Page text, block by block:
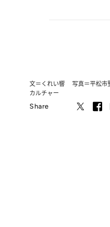
文＝くれい響 写真＝平松
カルチャー
Share